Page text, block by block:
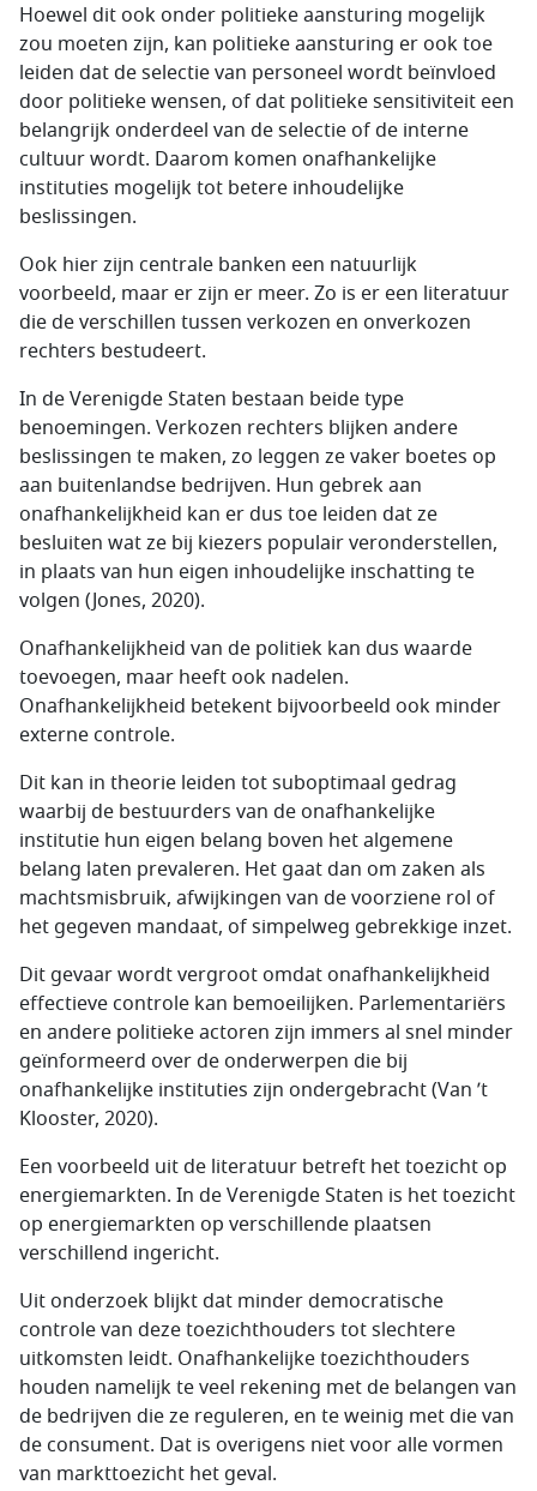
Hoewel dit ook onder politieke aansturing mogelijk
zou moeten zijn, kan politieke aansturing er ook toe
leiden dat de selectie van personeel wordt beïnvloed
door politieke wensen, of dat politieke sensitiviteit een
belangrijk onderdeel van de selectie of de interne
cultuur wordt. Daarom komen onafhankelijke
instituties mogelijk tot betere inhoudelijke
beslissingen.
Ook hier zijn centrale banken een natuurlijk
voorbeeld, maar er zijn er meer. Zo is er een literatuur
die de verschillen tussen verkozen en onverkozen
rechters bestudeert.
In de Verenigde Staten bestaan beide type
benoemingen. Verkozen rechters blijken andere
beslissingen te maken, zo leggen ze vaker boetes op
aan buitenlandse bedrijven. Hun gebrek aan
onafhankelijkheid kan er dus toe leiden dat ze
besluiten wat ze bij kiezers populair veronderstellen,
in plaats van hun eigen inhoudelijke inschatting te
volgen (Jones, 2020).
Onafhankelijkheid van de politiek kan dus waarde
toevoegen, maar heeft ook nadelen.
Onafhankelijkheid betekent bijvoorbeeld ook minder
externe controle.
Dit kan in theorie leiden tot suboptimaal gedrag
waarbij de bestuurders van de onafhankelijke
institutie hun eigen belang boven het algemene
belang laten prevaleren. Het gaat dan om zaken als
machtsmisbruik, afwijkingen van de voorziene rol of
het gegeven mandaat, of simpelweg gebrekkige inzet.
Dit gevaar wordt vergroot omdat onafhankelijkheid
effectieve controle kan bemoeilijken. Parlementariërs
en andere politieke actoren zijn immers al snel minder
geïnformeerd over de onderwerpen die bij
onafhankelijke instituties zijn ondergebracht (Van ’t
Klooster, 2020).
Een voorbeeld uit de literatuur betreft het toezicht op
energiemarkten. In de Verenigde Staten is het toezicht
op energiemarkten op verschillende plaatsen
verschillend ingericht.
Uit onderzoek blijkt dat minder democratische
controle van deze toezichthouders tot slechtere
uitkomsten leidt. Onafhankelijke toezichthouders
houden namelijk te veel rekening met de belangen van
de bedrijven die ze reguleren, en te weinig met die van
de consument. Dat is overigens niet voor alle vormen
van markttoezicht het geval.